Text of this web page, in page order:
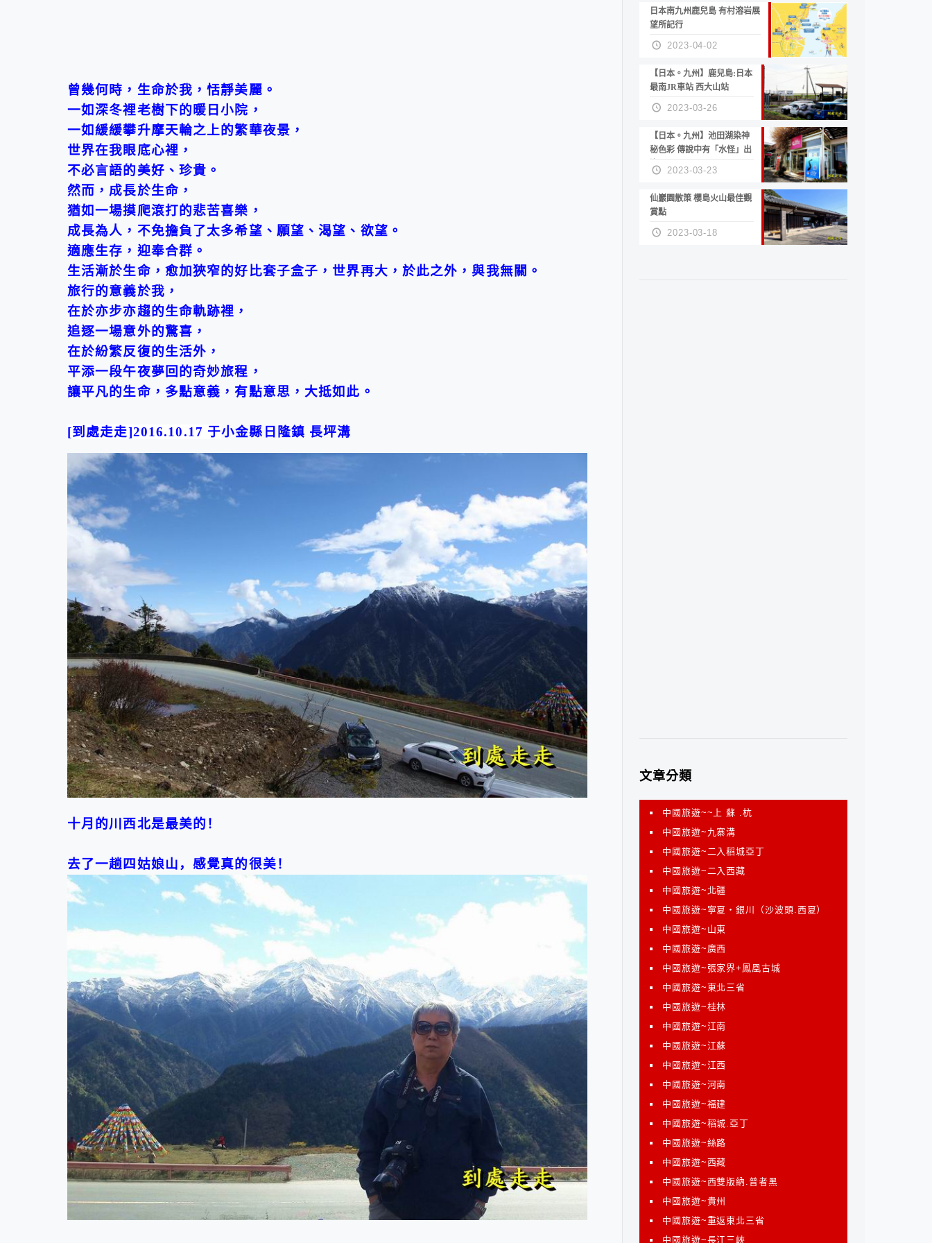
曾幾何時，生命於我，恬靜美麗。
一如深冬裡老樹下的暖日小院，
一如緩緩攀升摩天輪之上的繁華夜景，
世界在我眼底心裡，
不必言語的美好、珍貴。
然而，成長於生命，
猶如一場摸爬滾打的悲苦喜樂，
成長為人，不免擔負了太多希望、願望、渴望、欲望。
適應生存，迎奉合群。
生活漸於生命，愈加狹窄的好比套子盒子，世界再大，於此之外，與我無關。
旅行的意義於我，
在於亦步亦趨的生命軌跡裡，
追逐一場意外的驚喜，
在於紛繁反復的生活外，
平添一段午夜夢回的奇妙旅程，
讓平凡的生命，多點意義，有點意思，大抵如此。
[到處走走]2016.10.17 于小金縣日隆鎮 長坪溝
十月的川西北是最美的！
去了一趟四姑娘山，感覺真的很美！
日本南九州鹿兒島 有村溶岩展
望所記行
2023-04-02
【日本。九州】鹿兒島:日本
最南JR車站 西大山站
2023-03-26
【日本。九州】池田湖染神
秘色彩 傳說中有「水怪」出
沒
2023-03-23
仙巖園散策 櫻島火山最佳觀
賞點
2023-03-18
文章分類
中國旅遊~~上 蘇 .杭
中國旅遊~九寨溝
中國旅遊~二入稻城亞丁
中國旅遊~二入西藏
中國旅遊~北疆
中國旅遊~寧夏‧銀川（沙波頭.西夏）
中國旅遊~山東
中國旅遊~廣西
中國旅遊~張家界+鳳凰古城
中國旅遊~東北三省
中國旅遊~桂林
中國旅遊~江南
中國旅遊~江蘇
中國旅遊~江西
中國旅遊~河南
中國旅遊~福建
中國旅遊~稻城.亞丁
中國旅遊~絲路
中國旅遊~西藏
中國旅遊~西雙版納.普者黑
中國旅遊~貴州
中國旅遊~重返東北三省
中國旅遊~長江三峽